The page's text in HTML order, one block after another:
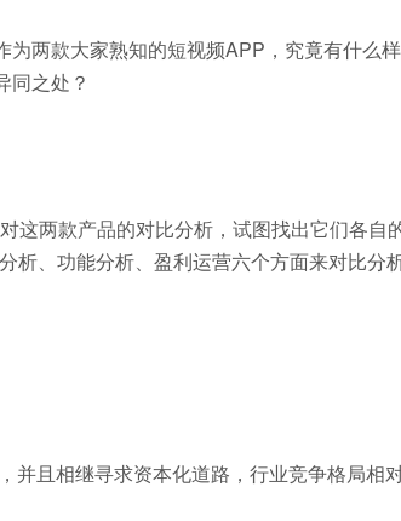
两款大家熟知的短视频APP，究竟有什么样
同之处？
这两款产品的对比分析，试图找出它们各自
析、功能分析、盈利运营六个方面来对比分
并且相继寻求资本化道路，行业竞争格局相